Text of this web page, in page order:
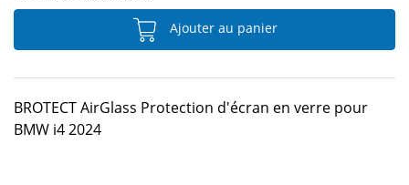
Ajouter au panier
BROTECT AirGlass Protection d'écran en verre pour
BMW i4 2024